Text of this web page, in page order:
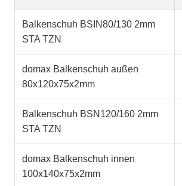
Balkenschuh BSIN80/130 2mm
STA TZN
domax Balkenschuh außen
80x120x75x2mm
Balkenschuh BSN120/160 2mm
STA TZN
domax Balkenschuh innen
100x140x75x2mm